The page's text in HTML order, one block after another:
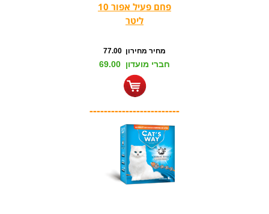
פחם פעיל אפור 10
ליטר
מחיר מחירון 77.00
חברי מועדון 69.00
-------------------------